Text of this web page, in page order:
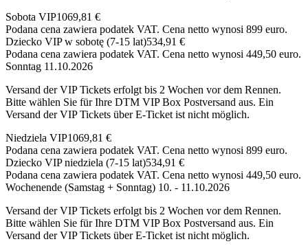
Sobota VIP1069,81 €
Podana cena zawiera podatek VAT. Cena netto wynosi 899 euro.
Dziecko VIP w sobotę (7-15 lat)534,91 €
Podana cena zawiera podatek VAT. Cena netto wynosi 449,50 euro.
Sonntag 11.10.2026
Versand der VIP Tickets erfolgt bis 2 Wochen vor dem Rennen.
Bitte wählen Sie für Ihre DTM VIP Box Postversand aus. Ein
Versand der VIP Tickets über E-Ticket ist nicht möglich.
Niedziela VIP1069,81 €
Podana cena zawiera podatek VAT. Cena netto wynosi 899 euro.
Dziecko VIP niedziela (7-15 lat)534,91 €
Podana cena zawiera podatek VAT. Cena netto wynosi 449,50 euro.
Wochenende (Samstag + Sonntag) 10. - 11.10.2026
Versand der VIP Tickets erfolgt bis 2 Wochen vor dem Rennen.
Bitte wählen Sie für Ihre DTM VIP Box Postversand aus. Ein
Versand der VIP Tickets über E-Ticket ist nicht möglich.